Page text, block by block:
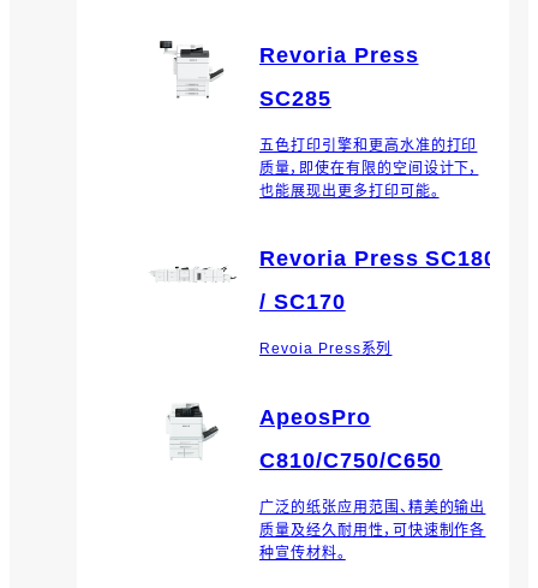
Revoria Press
SC285
五色打印引擎和更高水准的打印
质量，即使在有限的空间设计下，
也能展现出更多打印可能。
Revoria Press SC180
/ SC170
Revoia Press系列
ApeosPro
C810/C750/C650
广泛的纸张应用范围、精美的输出
质量及经久耐用性，可快速制作各
种宣传材料。